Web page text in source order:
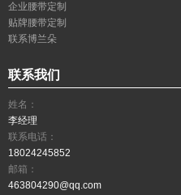
企业腰带定制
贴牌腰带定制
联系博兰朵
联系我们
姓名：
李经理
联系电话：
18024245852
邮箱：
463804290@qq.com